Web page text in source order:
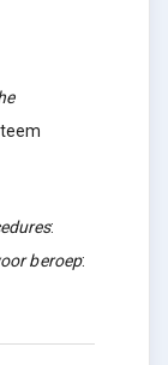
:
beroep: